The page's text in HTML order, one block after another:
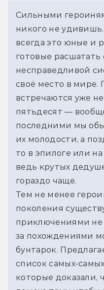
Сильными
никого не
всегда это юные и
готовые расшатать
несправедливой
своё место в мире.
встречаются уже
пятьдесят —
последними мы
их молодости, а
то в эпилоге или
ведь крутых
гораздо чаще.
Тем не менее
поколения
приключениями не
за похождениями
бунтарок.
список самых-
которые доказали,